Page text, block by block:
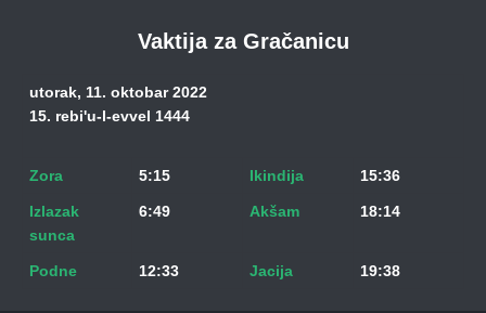
Vaktija za Gračanicu
utorak, 11. oktobar 2022
15. rebi'u-l-evvel 1444
Zora 5:15 Ikindija 15:36
Izlazak
sunca
6:49 Akšam 18:14
Podne 12:33 Jacija 19:38